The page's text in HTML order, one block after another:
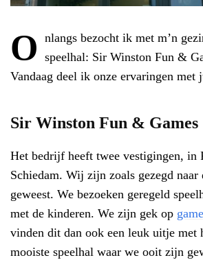
O
nlangs bezocht ik met m’n
speelhal: Sir Winston Fun &
Vandaag deel ik onze ervaringen met
Sir Winston Fun & Games
Het bedrijf heeft twee vestigingen,
Schiedam. Wij zijn zoals gezegd
geweest. We bezoeken geregeld
met de kinderen. We zijn gek op
vinden dit dan ook een leuk uitje met
mooiste speelhal waar we ooit zijn